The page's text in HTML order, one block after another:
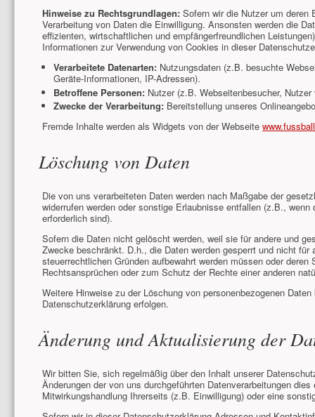
Hinweise zu Rechtsgrundlagen: Sofern wir die Nutzer um deren
Verarbeitung von Daten die Einwilligung. Ansonsten werden die
effizienten, wirtschaftlichen und empfängerfreundlichen
Informationen zur Verwendung von Cookies in dieser
Verarbeitete Datenarten:Nutzungsdaten (z.B. besuchte
Geräte-Informationen, IP-Adressen).
Betroffene Personen:Nutzer (z.B. Webseitenbesucher, Nutzer
Zwecke der Verarbeitung:Bereitstellung unseres
Fremde Inhalte werden als Widgets von der Webseite
Löschung von Daten
Die von uns verarbeiteten Daten werden nach Maßgabe der
widerrufen werden oder sonstige Erlaubnisse entfallen (z.B.,
erforderlich sind).
Sofern die Daten nicht gelöscht werden, weil sie für andere und
Zwecke beschränkt. D.h., die Daten werden gesperrt und nicht
steuerrechtlichen Gründen aufbewahrt werden müssen oder
Rechtsansprüchen oder zum Schutz der Rechte einer anderen
Weitere Hinweise zu der Löschung von personenbezogenen
Datenschutzerklärung erfolgen.
Änderung und Aktualisierung der
Wir bitten Sie, sich regelmäßig über den Inhalt unserer
Änderungen der von uns durchgeführten Datenverarbeitungen
Mitwirkungshandlung Ihrerseits (z.B. Einwilligung) oder eine